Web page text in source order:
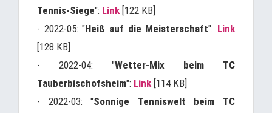
Tennis-Siege": Link [122 KB]
- 2022-05: "Heiß auf die Meisterschaft": Link
[128 KB]
- 2022-04: "Wetter-Mix beim TC
Tauberbischofsheim": Link [114 KB]
- 2022-03: "Sonnige Tenniswelt beim TC